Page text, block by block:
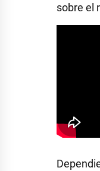
sobre el